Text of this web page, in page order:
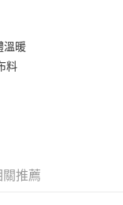
溫暖
料
關推薦